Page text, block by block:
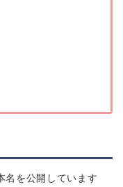
名を公開しています